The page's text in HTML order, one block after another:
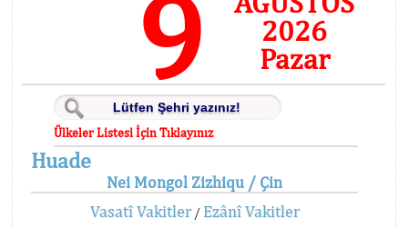
9
2026
Pazar
Ülkeler Listesi İçin Tıklayınız
Huade
Nei Mongol Zizhiqu / Çin
Vasatî Vakitler/ Ezânî Vakitler